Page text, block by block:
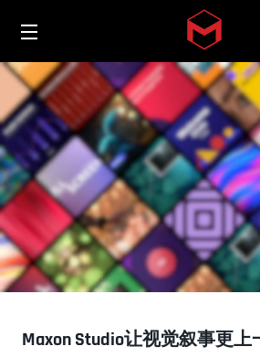
Skip to
Maxon Studio让视觉叙事更上